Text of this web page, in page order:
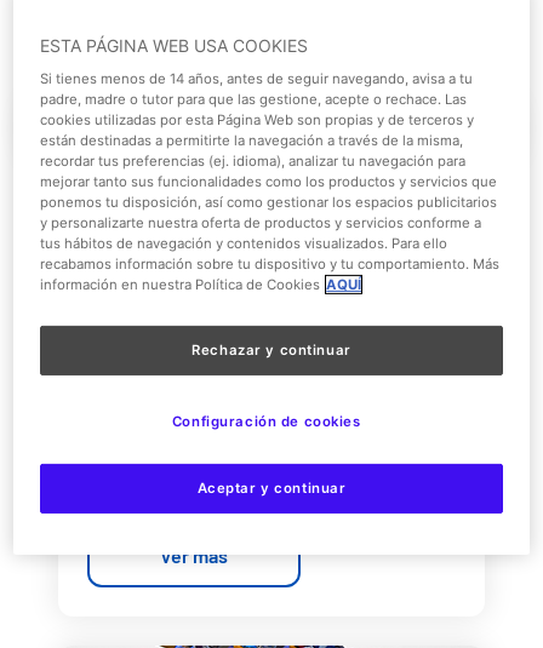
Antes Durante
Ver más
ESTA PÁGINA WEB USA COOKIES
Si tienes menos de 14 años, antes de seguir navegando, avisa a tu
padre, madre o tutor para que las gestione, acepte o rechace. Las
cookies utilizadas por esta Página Web son propias y de terceros y
están destinadas a permitirte la navegación a través de la misma,
recordar tus preferencias (ej. idioma), analizar tu navegación para
mejorar tanto sus funcionalidades como los productos y servicios que
ponemos tu disposición, así como gestionar los espacios publicitarios
y personalizarte nuestra oferta de productos y servicios conforme a
tus hábitos de navegación y contenidos visualizados. Para ello
recabamos información sobre tu dispositivo y tu comportamiento. Más
información en nuestra Política de Cookies AQUÍ
Rechazar y continuar
Aceptar y continuar
Configuración de cookies